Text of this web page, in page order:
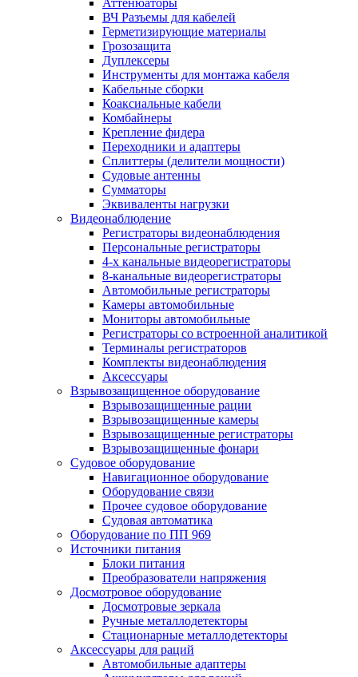
Аттенюаторы
ВЧ Разъемы для кабелей
Герметизирующие материалы
Грозозащита
Дуплексеры
Инструменты для монтажа кабеля
Кабельные сборки
Коаксиальные кабели
Комбайнеры
Крепление фидера
Переходники и адаптеры
Сплиттеры (делители мощности)
Судовые антенны
Сумматоры
Эквиваленты нагрузки
Видеонаблюдение
Регистраторы видеонаблюдения
Персональные регистраторы
4-х канальные видеорегистраторы
8-канальные видеорегистраторы
Автомобильные регистраторы
Камеры автомобильные
Мониторы автомобильные
Регистраторы со встроенной аналитикой
Терминалы регистраторов
Комплекты видеонаблюдения
Аксессуары
Взрывозащищенное оборудование
Взрывозащищенные рации
Взрывозащищенные камеры
Взрывозащищенные регистраторы
Взрывозащищенные фонари
Судовое оборудование
Навигационное оборудование
Оборудование связи
Прочее судовое оборудование
Судовая автоматика
Оборудование по ПП 969
Источники питания
Блоки питания
Преобразователи напряжения
Досмотровое оборудование
Досмотровые зеркала
Ручные металлодетекторы
Стационарные металлодетекторы
Аксессуары для раций
Автомобильные адаптеры